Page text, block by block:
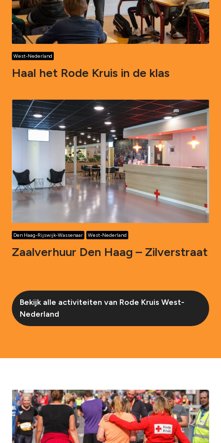
West-Nederland
Haal het Rode Kruis in de klas
Den Haag-Rijswijk-Wassenaar West-Nederland
Zaalverhuur Den Haag – Zilverstraat
Bekijk alle activiteiten van Rode Kruis West-
Nederland